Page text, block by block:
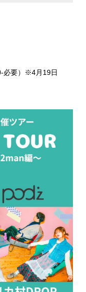
必要）※4月19日